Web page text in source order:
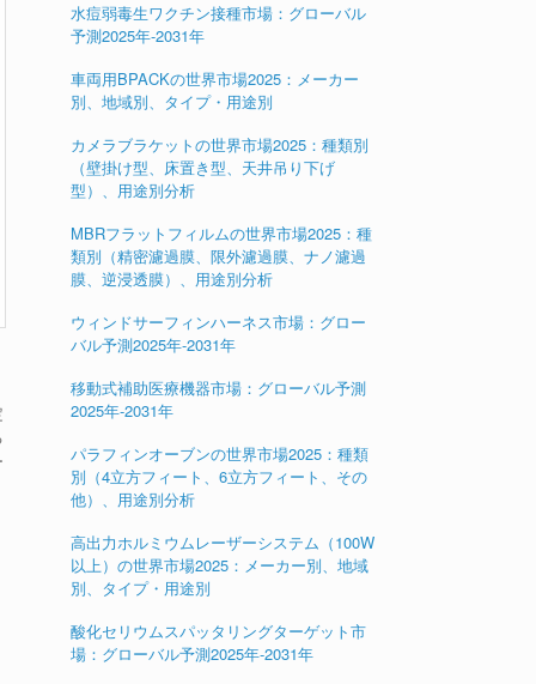
水痘弱毒生ワクチン接種市場：グローバル
予測2025年-2031年
車両用BPACKの世界市場2025：メーカー
別、地域別、タイプ・用途別
カメラブラケットの世界市場2025：種類別
（壁掛け型、床置き型、天井吊り下げ
型）、用途別分析
MBRフラットフィルムの世界市場2025：種
類別（精密濾過膜、限外濾過膜、ナノ濾過
膜、逆浸透膜）、用途別分析
ウィンドサーフィンハーネス市場：グロー
バル予測2025年-2031年
移動式補助医療機器市場：グローバル予測
2025年-2031年
パラフィンオーブンの世界市場2025：種類
別（4立方フィート、6立方フィート、その
他）、用途別分析
高出力ホルミウムレーザーシステム（100W
以上）の世界市場2025：メーカー別、地域
別、タイプ・用途別
酸化セリウムスパッタリングターゲット市
場：グローバル予測2025年-2031年